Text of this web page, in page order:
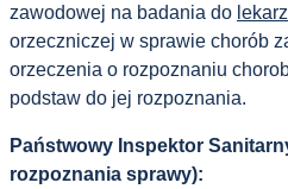
zawodowej na badania do
orzeczniczej w sprawie chorób
orzeczenia o rozpoznaniu
podstaw do jej rozpoznania.
Państwowy Inspektor
rozpoznania sprawy):